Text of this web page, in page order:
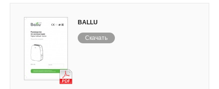
BALLU
Скачать